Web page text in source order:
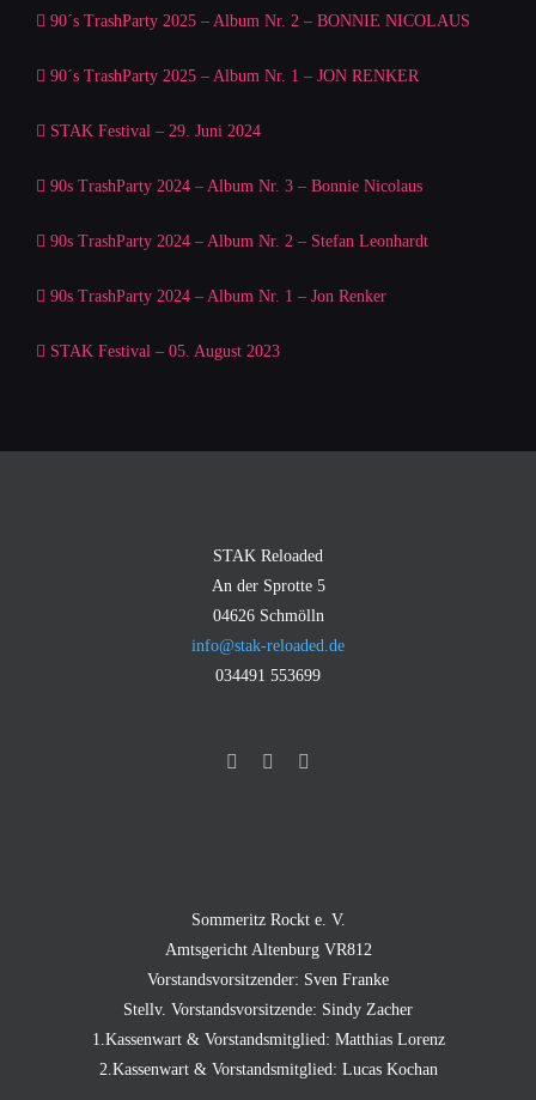
90´s TrashParty 2025 – Album Nr. 2 – BONNIE NICOLAUS
90´s TrashParty 2025 – Album Nr. 1 – JON RENKER
STAK Festival – 29. Juni 2024
90s TrashParty 2024 – Album Nr. 3 – Bonnie Nicolaus
90s TrashParty 2024 – Album Nr. 2 – Stefan Leonhardt
90s TrashParty 2024 – Album Nr. 1 – Jon Renker
STAK Festival – 05. August 2023
STAK Reloaded
An der Sprotte 5
04626 Schmölln
info@stak-reloaded.de
034491 553699
Sommeritz Rockt e. V.
Amtsgericht Altenburg VR812
Vorstandsvorsitzender: Sven Franke
Stellv. Vorstandsvorsitzende: Sindy Zacher
1.Kassenwart & Vorstandsmitglied: Matthias Lorenz
2.Kassenwart & Vorstandsmitglied: Lucas Kochan